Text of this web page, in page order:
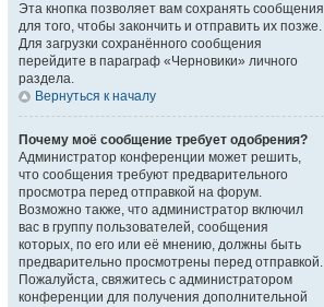
Эта кнопка позволяет вам сохранять сообщения
для того, чтобы закончить и отправить их позже.
Для загрузки сохранённого сообщения
перейдите в параграф «Черновики» личного
раздела.
Вернуться к началу
Почему моё сообщение требует одобрения?
Администратор конференции может решить,
что сообщения требуют предварительного
просмотра перед отправкой на форум.
Возможно также, что администратор включил
вас в группу пользователей, сообщения
которых, по его или её мнению, должны быть
предварительно просмотрены перед отправкой.
Пожалуйста, свяжитесь с администратором
конференции для получения дополнительной